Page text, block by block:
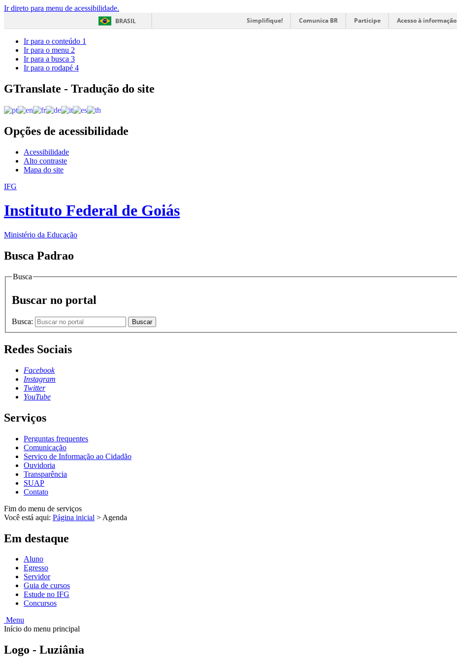
Ir direto para menu de acessibilidade.
BRASIL
Simplifique! Comunica BR Participe Acesso à informação
Ir para o conteúdo 1
Ir para o menu 2
Ir para a busca 3
Ir para o rodapé 4
GTranslate - Tradução do site
Opções de acessibilidade
Acessibilidade
Alto contraste
Mapa do site
IFG
Instituto Federal de Goiás
Ministério da Educação
Busca Padrao
Busca
Buscar no portal
Busca: Buscar
Redes Sociais
Facebook
Instagram
Twitter
YouTube
Serviços
Perguntas frequentes
Comunicação
Serviço de Informação ao Cidadão
Ouvidoria
Transparência
SUAP
Contato
Fim do menu de serviços
Você está aqui: Página inicial > Agenda
Em destaque
Aluno
Egresso
Servidor
Guia de cursos
Estude no IFG
Concursos
Menu
Início do menu principal
Logo - Luziânia